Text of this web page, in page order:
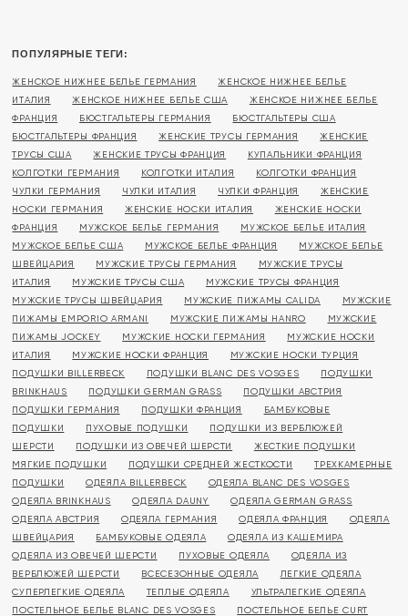
ПОПУЛЯРНЫЕ ТЕГИ:
ЖЕНСКОЕ НИЖНЕЕ БЕЛЬЕ ГЕРМАНИЯ
ЖЕНСКОЕ НИЖНЕЕ БЕЛЬЕ
ИТАЛИЯ
ЖЕНСКОЕ НИЖНЕЕ БЕЛЬЕ США
ЖЕНСКОЕ НИЖНЕЕ БЕЛЬЕ
ФРАНЦИЯ
БЮСТГАЛЬТЕРЫ ГЕРМАНИЯ
БЮСТГАЛЬТЕРЫ США
БЮСТГАЛЬТЕРЫ ФРАНЦИЯ
ЖЕНСКИЕ ТРУСЫ ГЕРМАНИЯ
ЖЕНСКИЕ
ТРУСЫ США
ЖЕНСКИЕ ТРУСЫ ФРАНЦИЯ
КУПАЛЬНИКИ ФРАНЦИЯ
КОЛГОТКИ ГЕРМАНИЯ
КОЛГОТКИ ИТАЛИЯ
КОЛГОТКИ ФРАНЦИЯ
ЧУЛКИ ГЕРМАНИЯ
ЧУЛКИ ИТАЛИЯ ЧУЛКИ ФРАНЦИЯ
ЖЕНСКИЕ
НОСКИ ГЕРМАНИЯ
ЖЕНСКИЕ НОСКИ ИТАЛИЯ
ЖЕНСКИЕ НОСКИ
ФРАНЦИЯ
МУЖСКОЕ БЕЛЬЕ ГЕРМАНИЯ
МУЖСКОЕ БЕЛЬЕ ИТАЛИЯ
МУЖСКОЕ БЕЛЬЕ США
МУЖСКОЕ БЕЛЬЕ ФРАНЦИЯ
МУЖСКОЕ БЕЛЬЕ
ШВЕЙЦАРИЯ
МУЖСКИЕ ТРУСЫ ГЕРМАНИЯ
МУЖСКИЕ ТРУСЫ
ИТАЛИЯ
МУЖСКИЕ ТРУСЫ США
МУЖСКИЕ ТРУСЫ ФРАНЦИЯ
МУЖСКИЕ ТРУСЫ ШВЕЙЦАРИЯ
МУЖСКИЕ ПИЖАМЫ CALIDA
МУЖСКИЕ
ПИЖАМЫ EMPORIO ARMANI
МУЖСКИЕ ПИЖАМЫ HANRO
МУЖСКИЕ
ПИЖАМЫ JOCKEY
МУЖСКИЕ НОСКИ ГЕРМАНИЯ
МУЖСКИЕ НОСКИ
ИТАЛИЯ
МУЖСКИЕ НОСКИ ФРАНЦИЯ
МУЖСКИЕ НОСКИ ТУРЦИЯ
ПОДУШКИ BILLERBECK
ПОДУШКИ BLANC DES VOSGES
ПОДУШКИ
BRINKHAUS
ПОДУШКИ GERMAN GRASS
ПОДУШКИ АВСТРИЯ
ПОДУШКИ ГЕРМАНИЯ
ПОДУШКИ ФРАНЦИЯ
БАМБУКОВЫЕ
ПОДУШКИ
ПУХОВЫЕ ПОДУШКИ
ПОДУШКИ ИЗ ВЕРБЛЮЖЕЙ
ШЕРСТИ
ПОДУШКИ ИЗ ОВЕЧЕЙ ШЕРСТИ
ЖЕСТКИЕ ПОДУШКИ
МЯГКИЕ ПОДУШКИ
ПОДУШКИ СРЕДНЕЙ ЖЕСТКОСТИ
ТРЕХКАМЕРНЫЕ
ПОДУШКИ
ОДЕЯЛА BILLERBECK
ОДЕЯЛА BLANC DES VOSGES
ОДЕЯЛА BRINKHAUS
ОДЕЯЛА DAUNY
ОДЕЯЛА GERMAN GRASS
ОДЕЯЛА АВСТРИЯ
ОДЕЯЛА ГЕРМАНИЯ ОДЕЯЛА ФРАНЦИЯ
ОДЕЯЛА
ШВЕЙЦАРИЯ
БАМБУКОВЫЕ ОДЕЯЛА
ОДЕЯЛА ИЗ КАШЕМИРА
ОДЕЯЛА ИЗ ОВЕЧЕЙ ШЕРСТИ
ПУХОВЫЕ ОДЕЯЛА
ОДЕЯЛА ИЗ
ВЕРБЛЮЖЕЙ ШЕРСТИ
ВСЕСЕЗОННЫЕ ОДЕЯЛА
ЛЕГКИЕ ОДЕЯЛА
СУПЕРЛЕГКИЕ ОДЕЯЛА
ТЕПЛЫЕ ОДЕЯЛА
УЛЬТРАЛЕГКИЕ ОДЕЯЛА
ПОСТЕЛЬНОЕ БЕЛЬЕ BLANC DES VOSGES
ПОСТЕЛЬНОЕ БЕЛЬЕ CURT